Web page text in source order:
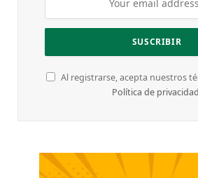
Al registrarse, acepta nuestros
Política de privacidad